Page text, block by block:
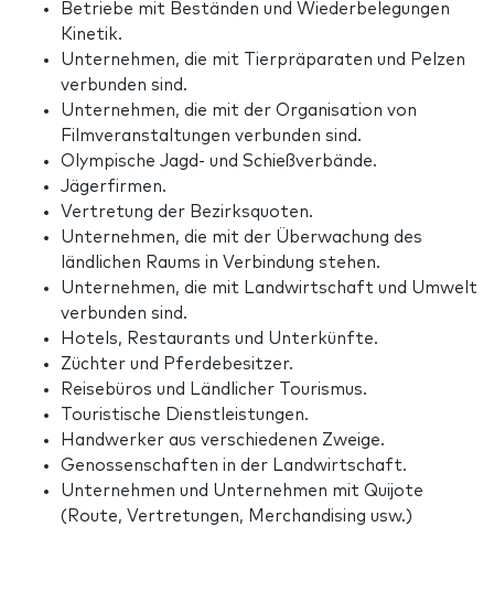
Betriebe mit Beständen und Wiederbelegungen
Kinetik.
Unternehmen, die mit Tierpräparaten und Pelzen
verbunden sind.
Unternehmen, die mit der Organisation von
Filmveranstaltungen verbunden sind.
Olympische Jagd- und Schießverbände.
Jägerfirmen.
Vertretung der Bezirksquoten.
Unternehmen, die mit der Überwachung des
ländlichen Raums in Verbindung stehen.
Unternehmen, die mit Landwirtschaft und Umwelt
verbunden sind.
Hotels, Restaurants und Unterkünfte.
Züchter und Pferdebesitzer.
Reisebüros und Ländlicher Tourismus.
Touristische Dienstleistungen.
Handwerker aus verschiedenen Zweige.
Genossenschaften in der Landwirtschaft.
Unternehmen und Unternehmen mit Quijote
(Route, Vertretungen, Merchandising usw.)